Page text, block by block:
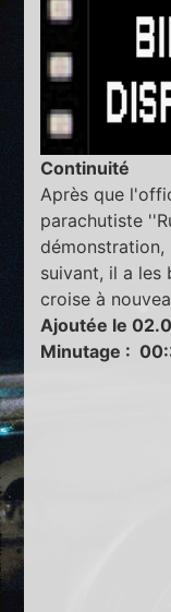
Continuité
Après que
parachutiste
démonstration,
suivant, il a les
croise à
Ajoutée le
Minutage :